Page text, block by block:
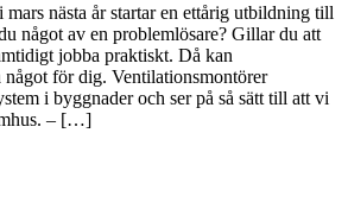
nästa år startar en ettårig utbildning till
något av en problemlösare? Gillar du att
jobba praktiskt. Då kan
för dig. Ventilationsmontörer
i byggnader och ser på så sätt till att vi
– […]